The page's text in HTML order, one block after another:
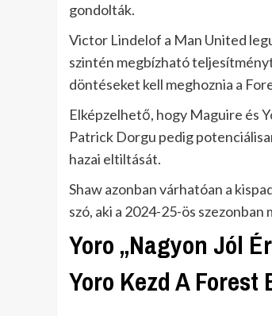
gondolták.
Victor Lindelof a Man United
szintén megbízható
döntéseket kell meghoznia a
Elképzelhető, hogy Maguire és
Patrick Dorgu pedig
hazai eltiltását.
Shaw azonban várhatóan a
szó, aki a 2024-25-ös
Yoro „Nagyon Jól
Yoro Kezd A Forest